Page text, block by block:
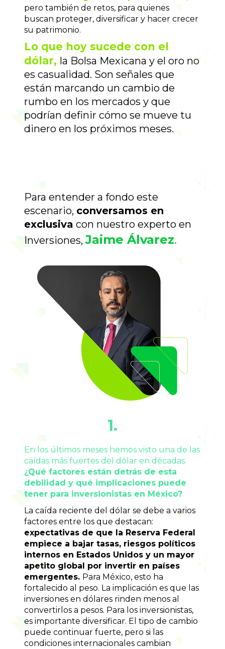
pero también de retos, para quienes
buscan proteger, diversificar y hacer crecer
su patrimonio.
Lo que hoy sucede con el
dólar, la Bolsa Mexicana y el oro no
es casualidad. Son señales que
están marcando un cambio de
rumbo en los mercados y que
podrían definir cómo se mueve tu
dinero en los próximos meses.
Para entender a fondo este
escenario, conversamos en
exclusiva con nuestro experto en
Inversiones, Jaime Álvarez.
1.
En los últimos meses hemos visto una de las
¿Qué factores están detrás de esta
debilidad y qué implicaciones puede
tener para inversionistas en México?
La caída reciente del dólar se debe a varios
expectativas de que la Reserva Federal
empiece a bajar tasas, riesgos políticos
internos en Estados Unidos y un mayor
apetito global por invertir en países
emergentes. Para México, esto ha
fortalecido al peso. La implicación es que las
inversiones en dólares rinden menos al
convertirlos a pesos. Para los inversionistas,
es importante diversificar. El tipo de cambio
puede continuar fuerte, pero si las
condiciones internacionales cambian